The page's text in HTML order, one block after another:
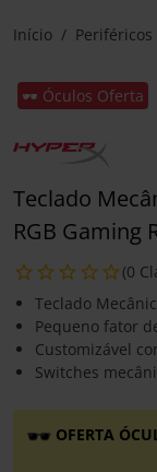
Início Periféricos
🕶️ Óculos Oferta
Teclado
RGB Gaming
(0
Teclado
Pequeno fator
Customizável
Switches
OFERTA